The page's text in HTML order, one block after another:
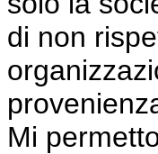
di non
Mi